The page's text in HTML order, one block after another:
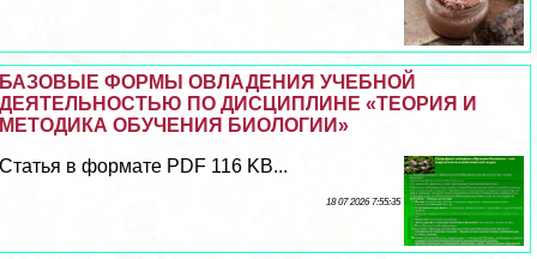
БАЗОВЫЕ ФОРМЫ ОВЛАДЕНИЯ УЧЕБНОЙ
ДЕЯТЕЛЬНОСТЬЮ ПО ДИСЦИПЛИНЕ «ТЕОРИЯ И
МЕТОДИКА ОБУЧЕНИЯ БИОЛОГИИ»
Статья в формате PDF 116 KB...
18 07 2026 7:55:35